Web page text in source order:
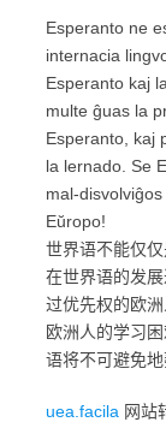
Esperanto ne
internacia
Esperanto kaj
multe ĝuas la
Esperanto, kaj
la lernado. Se
mal-
Eŭropo!
世界语不能仅
在世界语的发
过优先权的欧
欧洲人的学习
语将不可避免地
uea.facila 网站